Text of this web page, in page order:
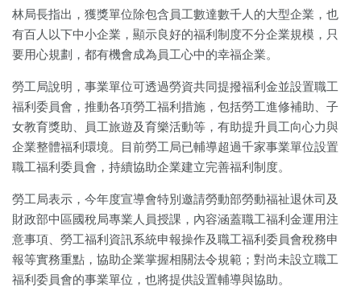
林局長指出，獲獎單位除包含員工數達數千人的大型企業，也
有百人以下中小企業，顯示良好的福利制度不分企業規模，只
要用心規劃，都有機會成為員工心中的幸福企業。
勞工局說明，事業單位可透過勞資共同提撥福利金並設置職工
福利委員會，推動各項勞工福利措施，包括勞工進修補助、子
女教育獎助、員工旅遊及育樂活動等，有助提升員工向心力與
企業整體福利環境。目前勞工局已輔導超過千家事業單位設置
職工福利委員會，持續協助企業建立完善福利制度。
勞工局表示，今年度宣導會特別邀請勞動部勞動福祉退休司及
財政部中區國稅局專業人員授課，內容涵蓋職工福利金運用注
意事項、勞工福利資訊系統申報操作及職工福利委員會稅務申
報等實務重點，協助企業掌握相關法令規範；對尚未設立職工
福利委員會的事業單位，也將提供設置輔導與協助。